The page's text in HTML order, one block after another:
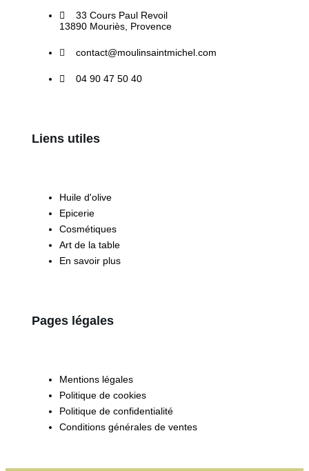
33 Cours Paul Revoil
13890 Mouriès, Provence
contact@moulinsaintmichel.com
04 90 47 50 40
Liens utiles
Huile d'olive
Epicerie
Cosmétiques
Art de la table
En savoir plus
Pages légales
Mentions légales
Politique de cookies
Politique de confidentialité
Conditions générales de ventes